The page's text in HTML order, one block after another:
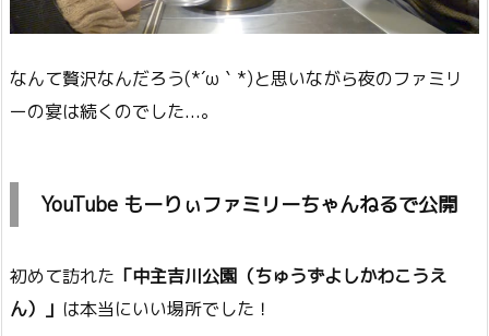
なんて贅沢なんだろう(*´ω｀*)と思いながら夜のファミリ
ーの宴は続くのでした...。
YouTube もーりぃファミリーちゃんねるで公開
初めて訪れた 「中主吉川公園（ちゅうずよしかわこうえ
ん）」 は本当にいい場所でした！